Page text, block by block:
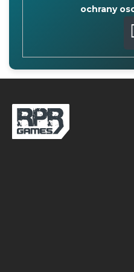
ochrany